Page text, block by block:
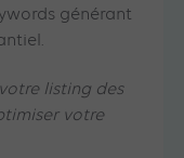
générant
listing des
votre